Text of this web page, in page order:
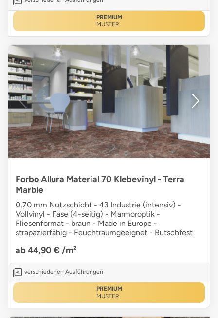
PREMIUM
MUSTER
Forbo Allura Material 70 Klebevinyl - Terra
Marble
0,70 mm Nutzschicht - 43 Industrie (intensiv) -
Vollvinyl - Fase (4-seitig) - Marmoroptik -
Fliesenformat - braun - Made in Europe -
strapazierfähig - Feuchtraumgeeignet - Rutschfest
ab 44,90 € /m²
verschiedenen Ausführungen
PREMIUM
MUSTER